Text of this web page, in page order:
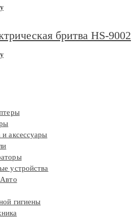
бритва HS-9002
и аксессуары
устройства
гигиены